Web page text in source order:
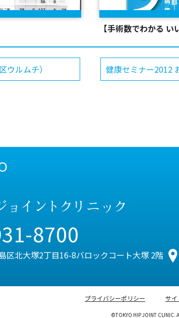
【手術数でわかる い
ルムチ） 健康セミナー2012
8700
区北大塚2丁目16-8バロックコート大塚 2階
プライバシーポリシー サイ
©TOKYO HIP JOINT CLINIC.